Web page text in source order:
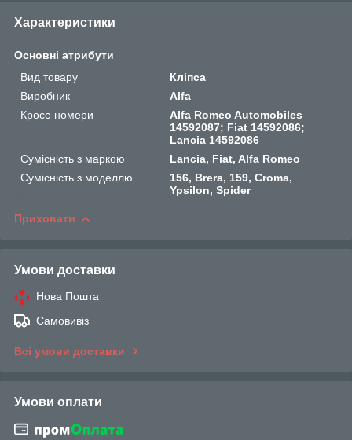
Характеристики
Основні атрибути
Вид товару
Кліпса
Виробник
Alfa
Кросс-номери
Alfa Romeo Automobiles
14592087; Fiat 14592086;
Lancia 14592086
Сумісність з маркою
Lancia, Fiat, Alfa Romeo
Сумісність з моделлю
156, Brera, 159, Croma,
Ypsilon, Spider
Приховати
Умови доставки
Нова Пошта
Самовивіз
Всі умови доставки
Умови оплати